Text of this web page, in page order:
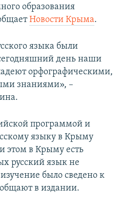
образования
Новости Крыма.
языка были
день наши
орфографическими,
знаниями», –
программой и
языку в Крыму
этом в Крыму есть
русский язык не
было сведено к
в издании.